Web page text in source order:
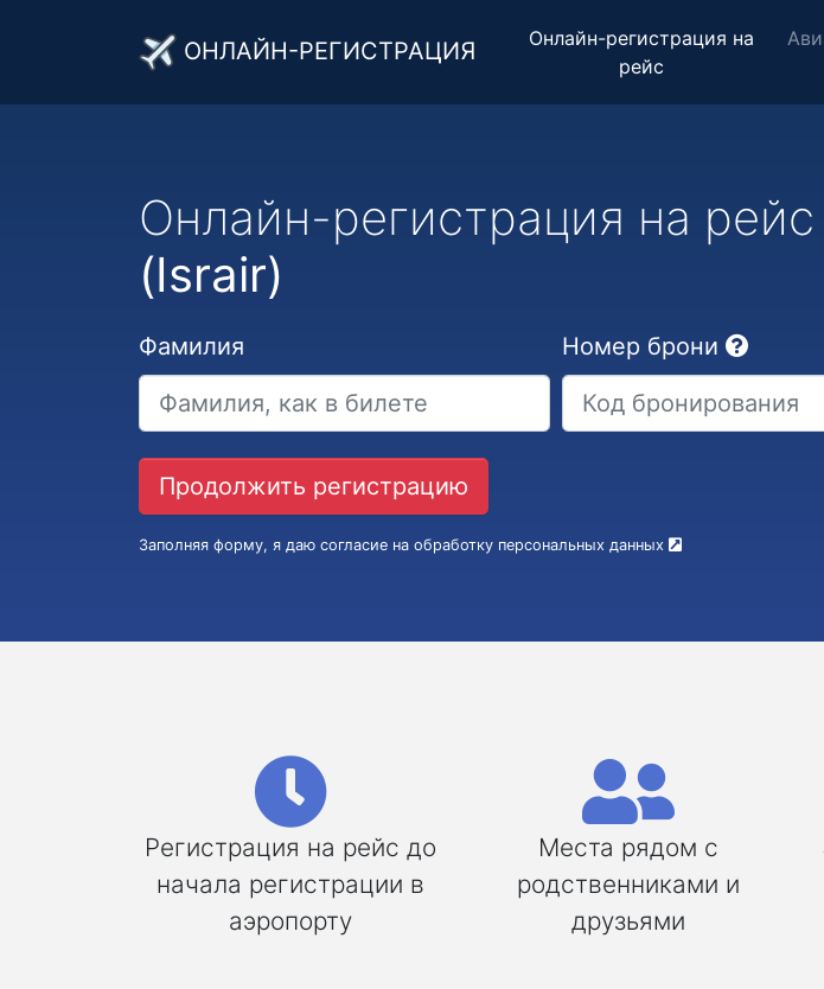
ОНЛАЙН-РЕГИСТРАЦИЯ
Онлайн-регистрация на
рейс
Онлайн-регистрация на рейс
(Israir)
Фамилия Номер брони
Заполняя форму, я даю согласие на обработку персональных данных
Регистрация на рейс до
начала регистрации в
аэропорту
Места рядом с
родственниками и
друзьями